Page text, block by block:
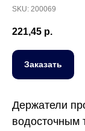
SKU: 200069
221,45 р.
Заказать
Держатели
водосточным